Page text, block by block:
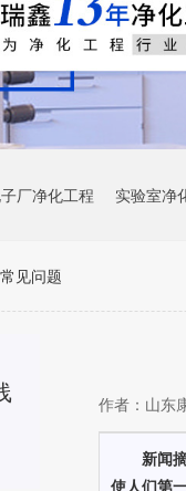
厂净化工程 实验室净
常见问题
作者：山东
新闻
使人们第